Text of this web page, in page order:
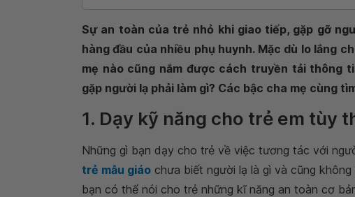
Sự an toàn của trẻ nhỏ khi giao tiếp, gặp gỡ
hàng đầu của nhiều phụ huynh. Mặc dù lo lắng
mẹ nào cũng nắm được cách truyền tải thông
gặp người lạ phải làm gì? Các bậc cha mẹ cùng
1. Dạy kỹ năng cho trẻ em tùy
Những gì bạn dạy cho trẻ về việc tương tác với
trẻ mẫu giáo chưa biết người lạ là gì và cũng
bạn có thể nói cho trẻ những kĩ năng an toàn cơ